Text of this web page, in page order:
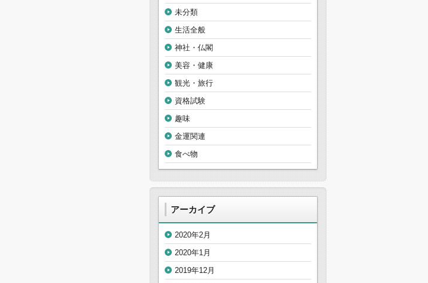
未分類
生活全般
神社・仏閣
美容・健康
観光・旅行
資格試験
趣味
金運関連
食べ物
アーカイブ
2020年2月
2020年1月
2019年12月